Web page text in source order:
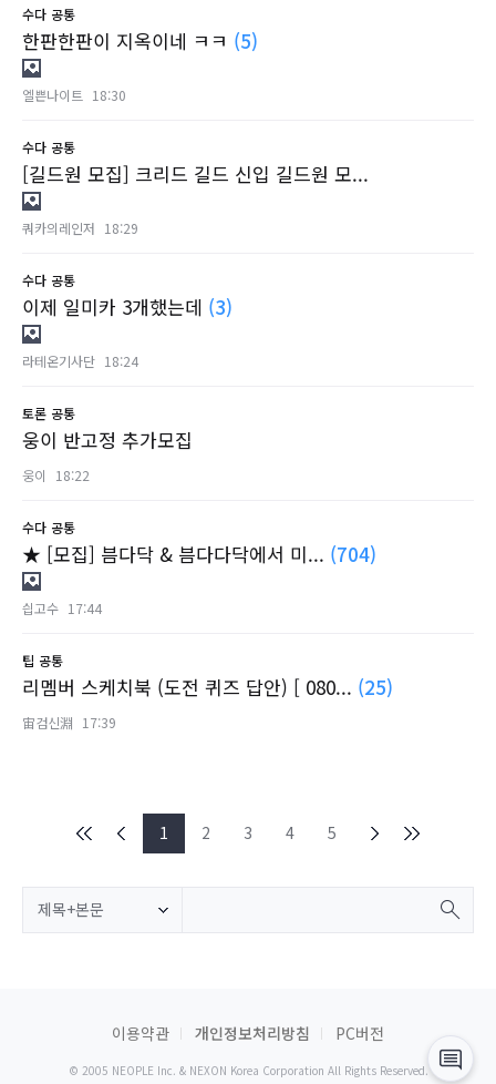
수다 공통
한판한판이 지옥이네 ㅋㅋ (5)
엘쁜나이트 18:30
수다 공통
[길드원 모집] 크리드 길드 신입 길드원 모...
쿼카의레인저 18:29
수다 공통
이제 일미카 3개했는데 (3)
라테온기사단 18:24
토론 공통
웅이 반고정 추가모집
웅이 18:22
수다 공통
★ [모집] 븜다닥 & 븜다다닥에서 미... (704)
싑고수 17:44
팁 공통
리멤버 스케치북 (도전 퀴즈 답안) [ 080... (25)
宙검신淵 17:39
1 2 3 4 5
제목+본문
이용약관 개인정보처리방침 PC버전
© 2005 NEOPLE Inc. & NEXON Korea Corporation All Rights Reserved.